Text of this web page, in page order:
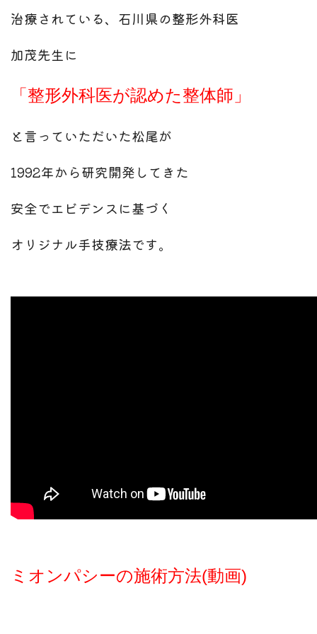
治療されている、石川県の整形外科医
加茂先生に
「整形外科医が認めた整体師」
と言っていただいた松尾が
1992年から研究開発してきた
安全でエビデンスに基づく
オリジナル手技療法です。
ミオンパシーの施術方法(動画)